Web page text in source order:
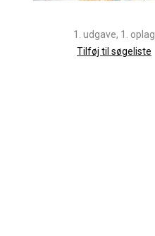
1. udgave, 1. oplag
Tilføj til søgeliste